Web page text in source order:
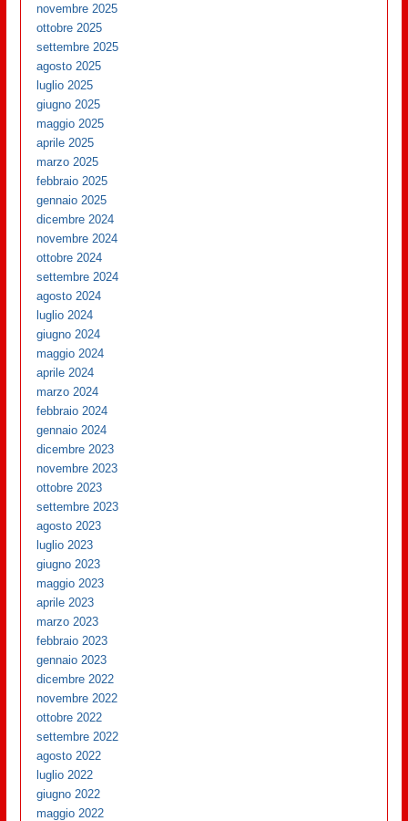
novembre 2025
ottobre 2025
settembre 2025
agosto 2025
luglio 2025
giugno 2025
maggio 2025
aprile 2025
marzo 2025
febbraio 2025
gennaio 2025
dicembre 2024
novembre 2024
ottobre 2024
settembre 2024
agosto 2024
luglio 2024
giugno 2024
maggio 2024
aprile 2024
marzo 2024
febbraio 2024
gennaio 2024
dicembre 2023
novembre 2023
ottobre 2023
settembre 2023
agosto 2023
luglio 2023
giugno 2023
maggio 2023
aprile 2023
marzo 2023
febbraio 2023
gennaio 2023
dicembre 2022
novembre 2022
ottobre 2022
settembre 2022
agosto 2022
luglio 2022
giugno 2022
maggio 2022